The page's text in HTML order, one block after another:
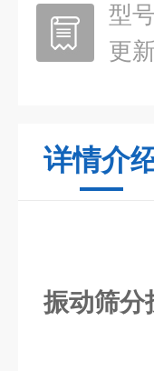
型
更
详情介
振动筛分